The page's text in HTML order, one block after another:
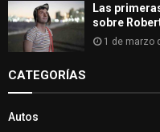
Las
sobre
1 de marzo
CATEGORÍAS
Autos